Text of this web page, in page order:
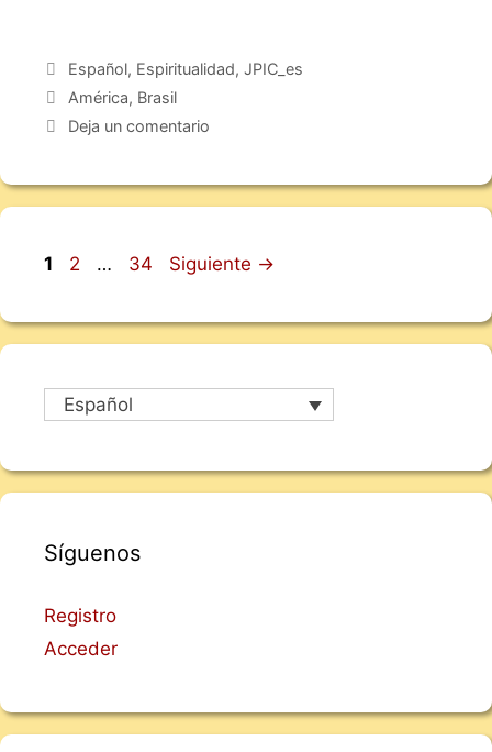
Español, Espiritualidad, JPIC_es
América, Brasil
Deja un comentario
1 2 … 34 Siguiente →
Español
Síguenos
Registro
Acceder